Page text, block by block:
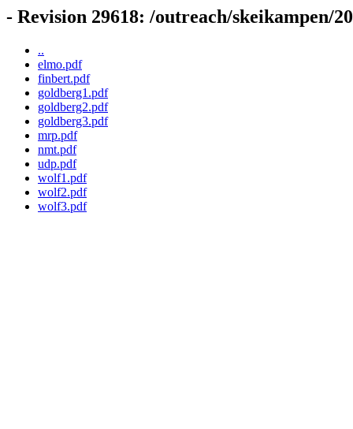
- Revision 29618: /outreach/skeikampen/
..
elmo.pdf
finbert.pdf
goldberg1.pdf
goldberg2.pdf
goldberg3.pdf
mrp.pdf
nmt.pdf
udp.pdf
wolf1.pdf
wolf2.pdf
wolf3.pdf